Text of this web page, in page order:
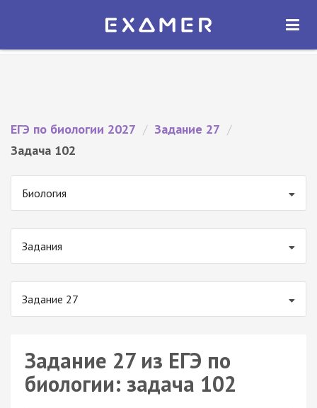
Экзамер — ЕГЭ 2027
ОТКРЫТЬ
ЕГЭ по биологии 2027 / Задание 27 /
Задача 102
Биология
Задания
Задание 27
Задание 27 из ЕГЭ по
биологии: задача 102